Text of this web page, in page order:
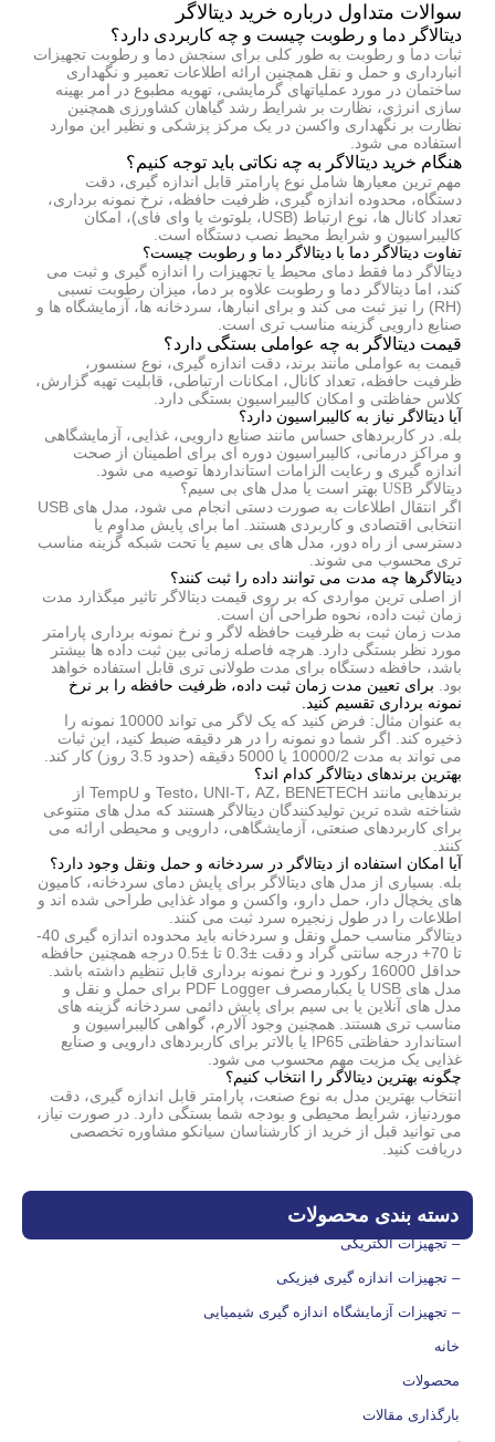
دسته بندی محصولات
– تجهیزات الکتریکی
– تجهیزات اندازه گیری فیزیکی
– تجهیزات آزمایشگاه اندازه گیری شیمیایی
خانه
محصولات
بارگذاری مقالات
سوالات متداول درباره خرید دیتالاگر
دیتالاگر دما و رطوبت چیست و چه کاربردی دارد؟
ثبات دما و رطوبت به طور کلی برای سنجش دما و رطوبت تجهیزات
انبارداری و حمل و نقل همچنین ارائه اطلاعات تعمیر و نگهداری
ساختمان در مورد عملیاتهای گرمایشی، تهویه مطبوع در امر بهینه
سازی انرژی، نظارت بر شرایط رشد گیاهان کشاورزی همچنین
نظارت بر نگهداری واکسن در یک مرکز پزشکی و نظیر این موارد
استفاده می شود.
هنگام خرید دیتالاگر به چه نکاتی باید توجه کنیم؟
مهم ترین معیارها شامل نوع پارامتر قابل اندازه گیری، دقت
دستگاه، محدوده اندازه گیری، ظرفیت حافظه، نرخ نمونه برداری،
تعداد کانال ها، نوع ارتباط (USB، بلوتوث یا وای فای)، امکان
کالیبراسیون و شرایط محیط نصب دستگاه است.
تفاوت دیتالاگر دما با دیتالاگر دما و رطوبت چیست؟
دیتالاگر دما فقط دمای محیط یا تجهیزات را اندازه گیری و ثبت می
کند، اما دیتالاگر دما و رطوبت علاوه بر دما، میزان رطوبت نسبی
(RH) را نیز ثبت می کند و برای انبارها، سردخانه ها، آزمایشگاه ها و
صنایع دارویی گزینه مناسب تری است.
قیمت دیتالاگر به چه عواملی بستگی دارد؟
قیمت به عواملی مانند برند، دقت اندازه گیری، نوع سنسور،
ظرفیت حافظه، تعداد کانال، امکانات ارتباطی، قابلیت تهیه گزارش،
کلاس حفاظتی و امکان کالیبراسیون بستگی دارد.
آیا دیتالاگر نیاز به کالیبراسیون دارد؟
بله. در کاربردهای حساس مانند صنایع دارویی، غذایی، آزمایشگاهی
و مراکز درمانی، کالیبراسیون دوره ای برای اطمینان از صحت
اندازه گیری و رعایت الزامات استانداردها توصیه می شود.
دیتالاگر USB بهتر است یا مدل های بی سیم؟
اگر انتقال اطلاعات به صورت دستی انجام می شود، مدل های USB
انتخابی اقتصادی و کاربردی هستند. اما برای پایش مداوم یا
دسترسی از راه دور، مدل های بی سیم یا تحت شبکه گزینه مناسب
تری محسوب می شوند.
دیتالاگرها چه مدت می توانند داده را ثبت کنند؟
از اصلی ترین مواردی که بر روی قیمت دیتالاگر تاثیر میگذارد مدت
زمان ثبت داده، نحوه طراحی آن است.
مدت زمان ثبت به ظرفیت حافظه لاگر و نرخ نمونه برداری پارامتر
مورد نظر بستگی دارد. هرچه فاصله زمانی بین ثبت داده ها بیشتر
باشد، حافظه دستگاه برای مدت طولانی تری قابل استفاده خواهد
بود. برای تعیین مدت زمان ثبت داده، ظرفیت حافظه را بر نرخ
نمونه برداری تقسیم کنید.
به عنوان مثال: فرض کنید که یک لاگر می تواند 10000 نمونه را
ذخیره کند. اگر شما دو نمونه را در هر دقیقه ضبط کنید، این ثبات
می تواند به مدت 10000/2 یا 5000 دقیقه (حدود 3.5 روز) کار کند.
بهترین برندهای دیتالاگر کدام اند؟
برندهایی مانند Testo، UNI-T، AZ، BENETECH و TempU از
شناخته شده ترین تولیدکنندگان دیتالاگر هستند که مدل های متنوعی
برای کاربردهای صنعتی، آزمایشگاهی، دارویی و محیطی ارائه می
کنند.
آیا امکان استفاده از دیتالاگر در سردخانه و حمل ونقل وجود دارد؟
بله. بسیاری از مدل های دیتالاگر برای پایش دمای سردخانه، کامیون
های یخچال دار، حمل دارو، واکسن و مواد غذایی طراحی شده اند و
اطلاعات را در طول زنجیره سرد ثبت می کنند.
دیتالاگر مناسب حمل ونقل و سردخانه باید محدوده اندازه گیری 40-
تا 70+ درجه سانتی گراد و دقت ±0.3 تا ±0.5 درجه همچنین حافظه
حداقل 16000 رکورد و نرخ نمونه برداری قابل تنظیم داشته باشد.
مدل های USB یا یکبارمصرف PDF Logger برای حمل و نقل و
مدل های آنلاین یا بی سیم برای پایش دائمی سردخانه گزینه های
مناسب تری هستند. همچنین وجود آلارم، گواهی کالیبراسیون و
استاندارد حفاظتی IP65 یا بالاتر برای کاربردهای دارویی و صنایع
غذایی یک مزیت مهم محسوب می شود.
چگونه بهترین دیتالاگر را انتخاب کنیم؟
انتخاب بهترین مدل به نوع صنعت، پارامتر قابل اندازه گیری، دقت
موردنیاز، شرایط محیطی و بودجه شما بستگی دارد. در صورت نیاز،
می توانید قبل از خرید از کارشناسان سیانکو مشاوره تخصصی
دریافت کنید.